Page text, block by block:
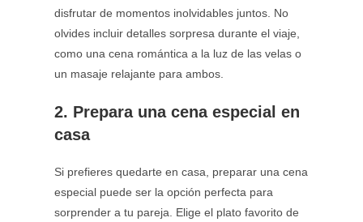
disfrutar de momentos inolvidables juntos. No
olvides incluir detalles sorpresa durante el viaje,
como una cena romántica a la luz de las velas o
un masaje relajante para ambos.
2. Prepara una cena especial en
casa
Si prefieres quedarte en casa, preparar una cena
especial puede ser la opción perfecta para
sorprender a tu pareja. Elige el plato favorito de